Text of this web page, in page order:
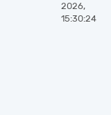
2026,
15:30:24